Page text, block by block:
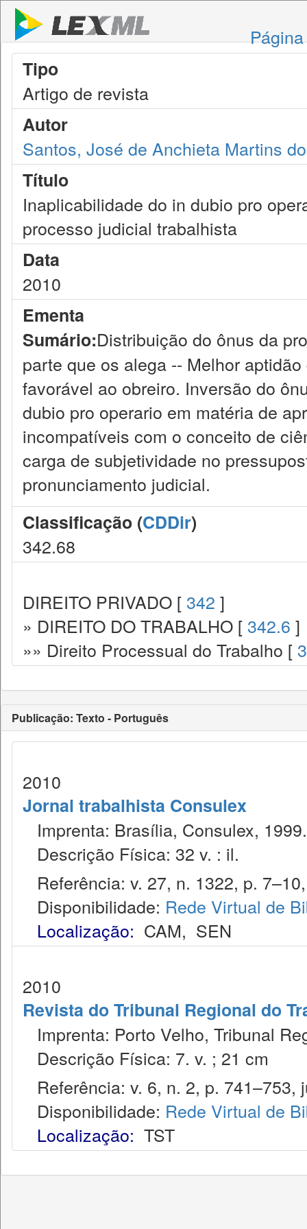
Tipo
Artigo de revista
Autor
Santos, José de Anchieta Martins
Título
Inaplicabilidade do in dubio pro
processo judicial trabalhista
Data
2010
Ementa
Sumário:Distribuição do ônus da
parte que os alega -- Melhor
favorável ao obreiro. Inversão do
dubio pro operario em matéria de
incompatíveis com o conceito de
carga de subjetividade no
pronunciamento judicial.
Classificação (CDDir)
342.68
DIREITO PRIVADO [ 342 ]
» DIREITO DO TRABALHO [ 342.6 ]
»» Direito Processual do Trabalho [
Publicação: Texto - Português
2010
Jornal trabalhista Consulex
Imprenta: Brasília, Consulex, 1999.
Descrição Física: 32 v. : il.
Referência: v. 27, n. 1322, p.
Disponibilidade: Rede Virtual de
Localização: CAM, SEN
2010
Revista do Tribunal Regional do
Imprenta: Porto Velho, Tribunal
Descrição Física: 7. v. ; 21 cm
Referência: v. 6, n. 2, p. 741–753,
Disponibilidade: Rede Virtual de
Localização: TST